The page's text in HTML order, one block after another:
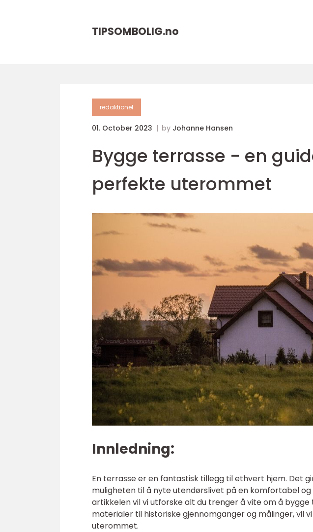
TIPSOMBOLIG.no
redaktionel
01. October 2023 by Johanne Hansen
Bygge terrasse - en
perfekte uterommet
Innledning:
En terrasse er en fantastisk tillegg til ethvert hjem. Det
muligheten til å nyte utendørslivet på en komfortabel
artikkelen vil vi utforske alt du trenger å vite om å
materialer til historiske gjennomganger og målinger, vil
uterommet.